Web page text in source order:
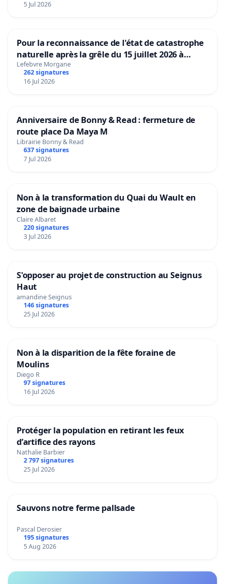
5 Jul 2026
Pour la reconnaissance de l'état de catastrophe
naturelle après la grêle du 15 juillet 2026 à
Aubenas et ses alentours
Lefebvre Morgane
262 signatures
16 Jul 2026
Anniversaire de Bonny & Read : fermeture de
route place Da Maya M
Librairie Bonny & Read
637 signatures
7 Jul 2026
Non à la transformation du Quai du Wault en
zone de baignade urbaine
Claire Albaret
220 signatures
3 Jul 2026
S'opposer au projet de construction au Seignus
Haut
amandine Seignus
146 signatures
25 Jul 2026
Non à la disparition de la fête foraine de
Moulins
Diego R
97 signatures
16 Jul 2026
Protéger la population en retirant les feux
d’artifice des rayons
Nathalie Barbier
2 797 signatures
25 Jul 2026
Sauvons notre ferme pallsade
Pascal Derosier
195 signatures
5 Aug 2026